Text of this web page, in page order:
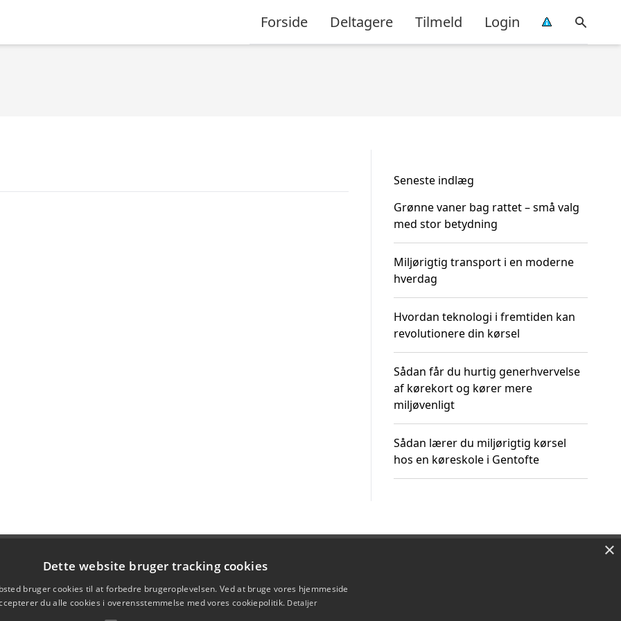
Forside Deltagere Tilmeld Login
Seneste indlæg
Grønne vaner bag rattet – små valg
med stor betydning
Miljørigtig transport i en moderne
hverdag
Hvordan teknologi i fremtiden kan
revolutionere din kørsel
Sådan får du hurtig generhvervelse
af kørekort og kører mere
miljøvenligt
Sådan lærer du miljørigtig kørsel
hos en køreskole i Gentofte
×
Dette website bruger tracking cookies
bruger cookies til at forbedre brugeroplevelsen. Ved at bruge vores hjemmeside
du alle cookies i overensstemmelse med vores cookiepolitik. Detaljer